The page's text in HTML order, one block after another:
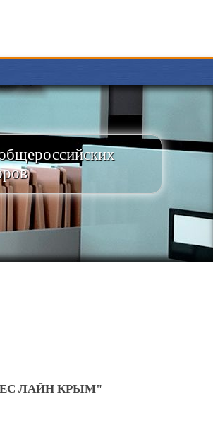
ЛАЙН КРЫМ"